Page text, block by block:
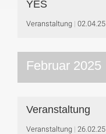
YES
Veranstaltung 02.04.25
Februar 2025
Veranstaltung
Veranstaltung 26.02.25